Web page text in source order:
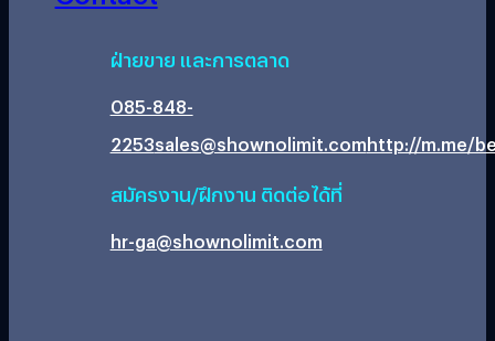
ฝ่ายขาย และการตลาด
085-848-
2253sales@shownolimit.comhttp://m.me/
สมัครงาน/ฝึกงาน ติดต่อได้ที่
hr-ga@shownolimit.com